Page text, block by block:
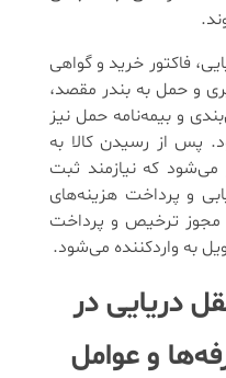
فاکتور خرید و گواهی
و حمل به بندر مقصد،
و بیمه‌نامه حمل نیز
پس از رسیدن کالا به
می‌شود که نیازمند ثبت
و پرداخت هزینه‌های
مجوز ترخیص و پرداخت
به واردکننده می‌شود.
دریایی در
و عوامل